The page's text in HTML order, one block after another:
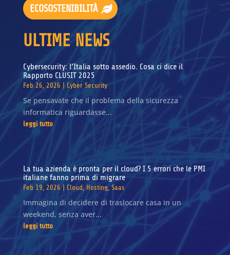
ECOSOSTENIBILITÀ
ULTIME NEWS
Cybersecurity: l’Italia sotto assedio. Cosa ci dice il
Rapporto CLUSIT 2025
Feb 26, 2026 Cyber Security
Se pensavate che il problema della sicurezza
informatica riguardasse...
leggi tutto
La tua azienda è pronta per il cloud? I 5 errori che le PMI
italiane fanno prima di migrare
Feb 19, 2026 Cloud, Hosting, Saas
Immagina di decidere di traslocare casa in un
weekend, senza aver...
leggi tutto